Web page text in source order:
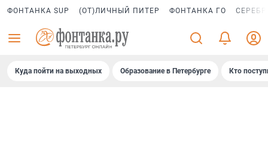
ФОНТАНКА SUP (ОТ)ЛИЧНЫЙ ПИТЕР ФОНТАНКА ГО
Куда пойти на выходных Образование в Петербурге Кто